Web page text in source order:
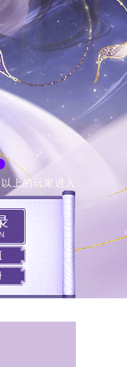
上的玩家进入